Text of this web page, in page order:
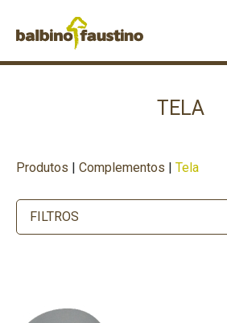
TELA
Produtos | Complementos | Tela
FILTROS